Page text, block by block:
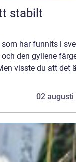
stabilt
har funnits i
den gyllene
visste du att det
02 augusti